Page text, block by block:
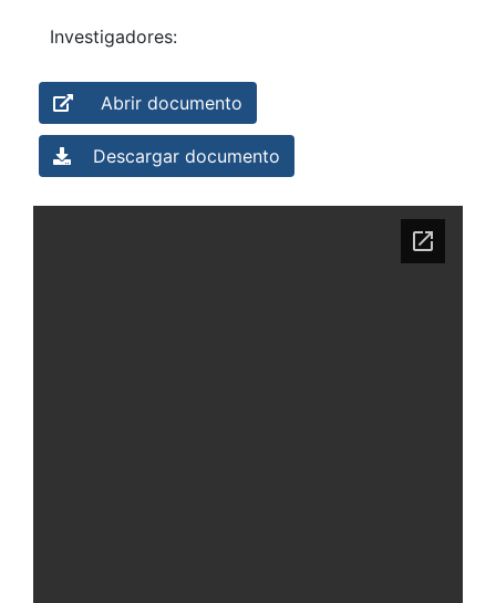
Investigadores:
Abrir documento
Descargar documento